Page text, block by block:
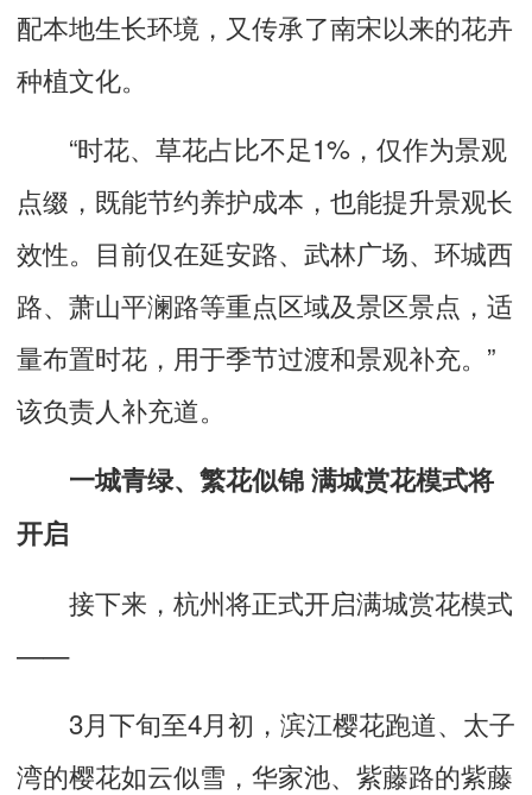
配本地生长环境，又传承了南宋以来的花卉
种植文化。
“时花、草花占比不足1%，仅作为景观
点缀，既能节约养护成本，也能提升景观长
效性。目前仅在延安路、武林广场、环城西
路、萧山平澜路等重点区域及景区景点，适
量布置时花，用于季节过渡和景观补充。”
该负责人补充道。
一城青绿、繁花似锦 满城赏花模式将
开启
接下来，杭州将正式开启满城赏花模式
——
3月下旬至4月初，滨江樱花跑道、太子
湾的樱花如云似雪，华家池、紫藤路的紫藤